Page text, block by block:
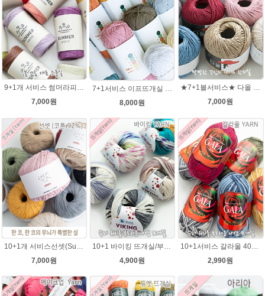
9+1개 서비스 썸머라피아 50g , 라탄 라피아 모자 가방뜨개실
7,000원
8,000원
★7+1볼서비스★ 다올 한지실/100% 여름뜨개실/가방실/종이실/매트 바구니 코바늘뜨기
7,000원
10+1개 서비스선셋(Sunset) 코튼실 Cotton 92% 가방 소품 뜨개실 코바늘실 사계절 모자뜨개실
7,000원
10+1 바이킹 뜨개실/부드러운 나염 아기털실 목도리실 Viking Yarn
4,900원
10+1서비스 갈라울 40g(130m) 슈퍼워시울 뜨개실 스웨터 뜨개질옷 털실
2,990원